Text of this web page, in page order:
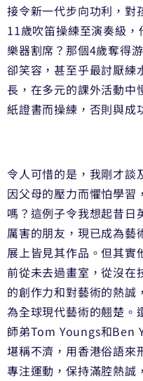
接令新一代步向功利，對
11歲吹笛操練至演奏級
樂器割席？那個4歲奪得
卻笑容，甚至乎最討厭練
長，在多元的課外活動中
紙證書而操練，否則與成
令人可惜的是，我剛才談
因父母的壓力而懼怕學習
嗎？這例子令我想起昔日
厲害的朋友，現已成為
展上皆見其作品。但其實
前從未去過畫室，從沒在
的創作力和對藝術的熱誠
為全球現代藝術的翹楚。
師弟Tom Youngs和Ben
堪稱不濟，用香港俗語來
專注運動，保持滿腔熱誠